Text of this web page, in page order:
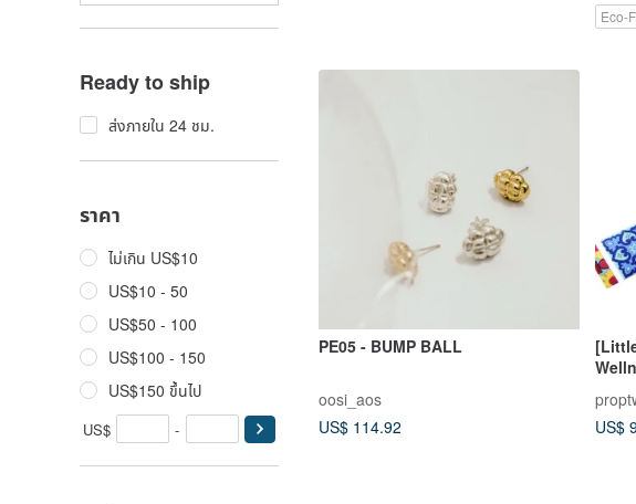
Ready to ship
ส่งภายใน 24 ชม.
ราคา
ไม่เกิน US$10
US$10 - 50
US$50 - 100
US$100 - 150
US$150 ขึ้นไป
US$ -
Eco-
PE05 - BUMP BALL
oosi_aos
US$ 114.92
US$